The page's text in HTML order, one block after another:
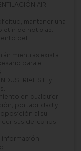
AIR
mantener una
de noticias.
del
mientras exista
para el
S.L. y
en cualquier
portabilidad y
oposición al su
sus derechos:
información